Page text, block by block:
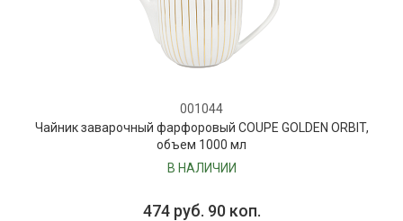
001044
Чайник заварочный фарфоровый COUPE GOLDEN ORBIT,
объем 1000 мл
В НАЛИЧИИ
474 руб. 90 коп.